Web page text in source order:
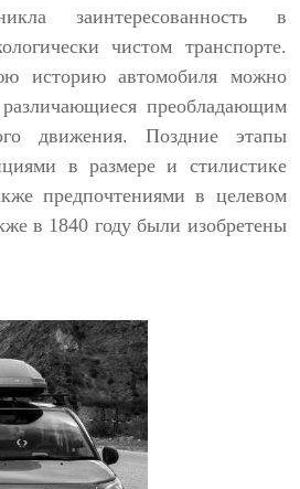
заинтересованность в
чистом транспорте.
историю автомобиля можно
преобладающим
движения. Поздние этапы
в размере и стилистике
предпочтениями в целевом
в 1840 году были изобретены